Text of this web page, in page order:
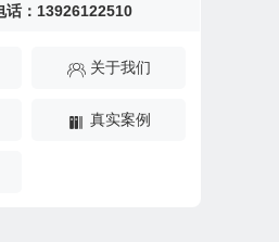
话：13926122510
关于我们
真实案例